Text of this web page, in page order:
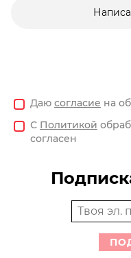
Даю согласие на
С Политикой
согласен